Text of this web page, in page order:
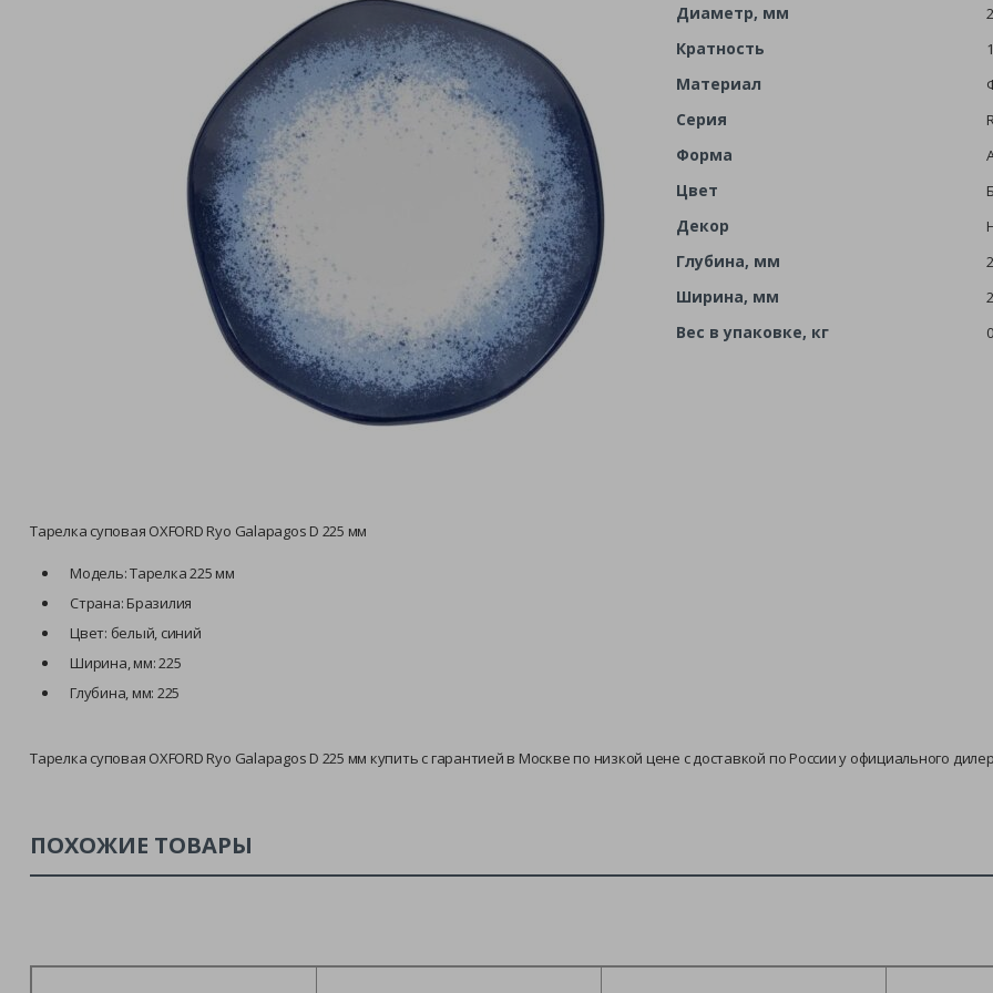
Диаметр, мм
Кратность 1
Материал
Серия
Форма
Цвет
Декор
Глубина, мм
Ширина, мм
Вес в упаковке, кг
Тарелка суповая OXFORD Ryo Galapagos D 225 мм
Модель: Тарелка 225 мм
Страна: Бразилия
Цвет: белый, синий
Ширина, мм: 225
Глубина, мм: 225
Тарелка суповая OXFORD Ryo Galapagos D 225 мм купить с гарантией в Москве по низкой цене с доставкой по России у официального
ПОХОЖИЕ ТОВАРЫ